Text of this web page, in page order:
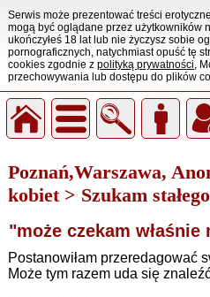
Serwis może prezentować treści
mogą być oglądane przez użytkowników
ukończyłeś 18 lat lub nie życzysz sobie
pornograficznych, natychmiast opuść tę
cookies zgodnie z polityką prywatności,
przechowywania lub dostępu do plików
Poznań,Warszawa,
kobiet > Szukam
"może czekam właśnie
Postanowiłam przeredagować
Może tym razem uda się